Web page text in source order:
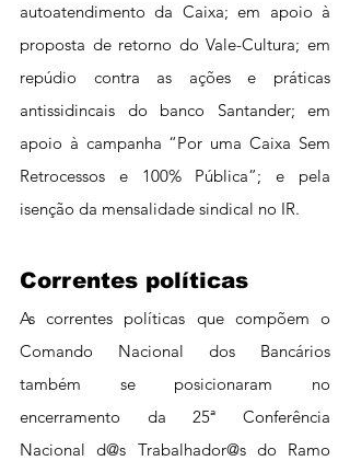
autoatendimento da Caixa; em apoio à
proposta de retorno do Vale-Cultura; em
repúdio contra as ações e práticas
antissidincais do banco Santander; em
apoio à campanha “Por uma Caixa Sem
Retrocessos e 100% Pública”; e pela
isenção da mensalidade sindical no IR.
Correntes políticas
As correntes políticas que compõem o
Comando Nacional dos Bancários
também se posicionaram no
encerramento da 25ª Conferência
Nacional d@s Trabalhador@s do Ramo